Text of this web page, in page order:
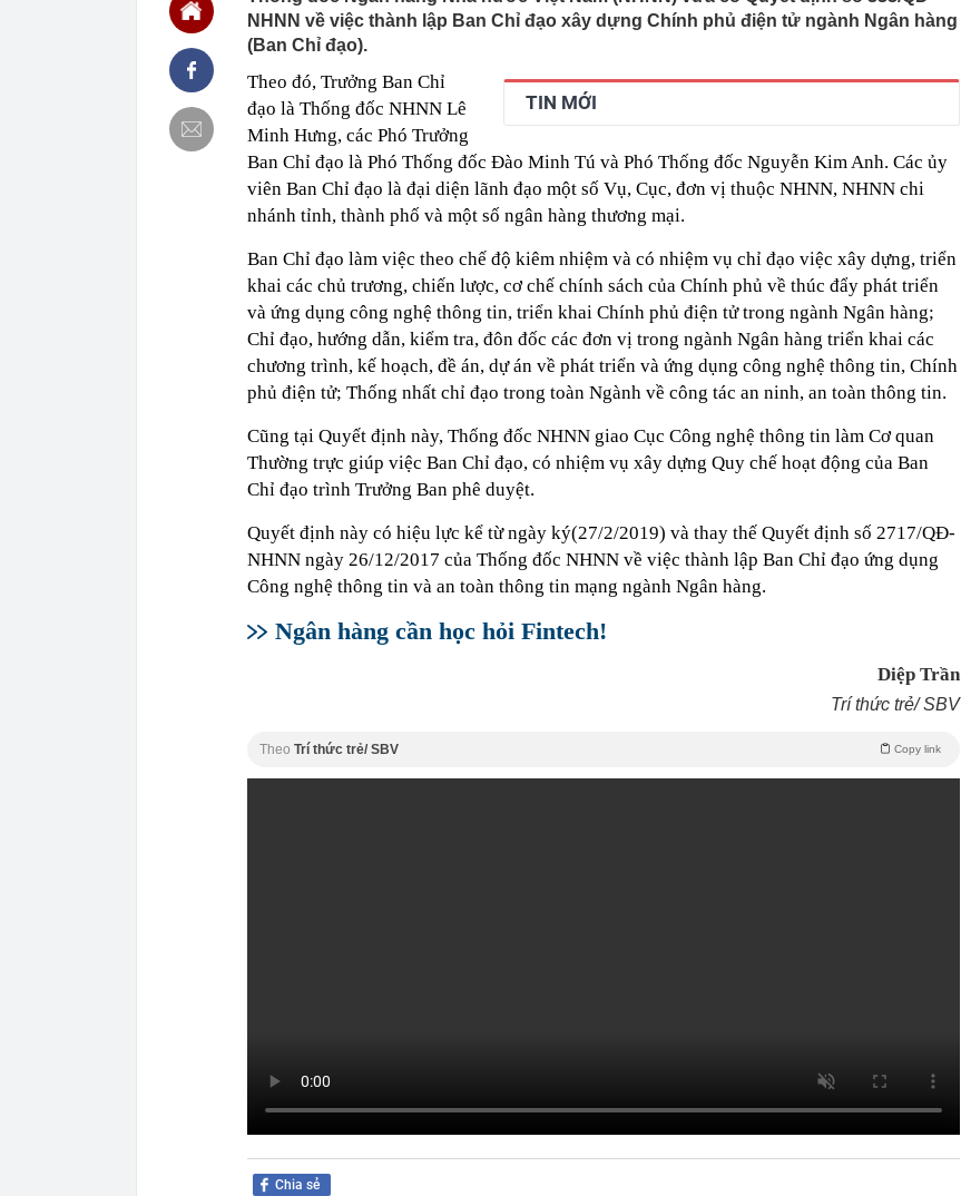
22:56
Vì sao ngày càng nhiều gia đình không còn phơi quần áo ở ban công?
nên cẩn thận nguồn gốc trước khi sử dụng
22:28
CHÍNH THỨC: Lịch đi học trở lại của học sinh 34 tỉnh, thành phố sau kỳ
nghỉ hè
22:25
Vì sao đồ ăn Việt hầu như món nào cũng có hành lá?
22:07
Không cần tặng quà, 5 câu nói này đủ sức khiến mối quan hệ phụ
huynh - giáo viên gắn bó khăng khít, con trẻ được hưởng lợi!
của Nga
22:02
Nam NSND, Giám đốc Nhà hát Chèo Quân đội mua ô tô tặng sinh nhật
vợ thiếu tá kém 12 tuổi
21:51
Một ô tô biển 29A "dính" gần 100 lần phạt nguội do chạy quá tốc độ quy
định: Riêng tháng 7/2026 vi phạm 21 lần
Tổng thống Trump bực bội vì lộ tin về kho đạn dược Mỹ
NHNN về việc thành lập Ban Chỉ đạo xây dựng Chính phủ điện tử ngành Ngân hàng
(Ban Chỉ đạo).
TIN MỚI
Theo đó, Trưởng Ban Chỉ
đạo là Thống đốc NHNN Lê
Minh Hưng, các Phó Trưởng
Ban Chỉ đạo là Phó Thống đốc Đào Minh Tú và Phó Thống đốc Nguyễn Kim Anh. Các ủy
viên Ban Chỉ đạo là đại diện lãnh đạo một số Vụ, Cục, đơn vị thuộc NHNN, NHNN chi
nhánh tỉnh, thành phố và một số ngân hàng thương mại.
Ban Chỉ đạo làm việc theo chế độ kiêm nhiệm và có nhiệm vụ chỉ đạo việc xây dựng, triển
khai các chủ trương, chiến lược, cơ chế chính sách của Chính phủ về thúc đẩy phát triển
và ứng dụng công nghệ thông tin, triển khai Chính phủ điện tử trong ngành Ngân hàng;
Chỉ đạo, hướng dẫn, kiểm tra, đôn đốc các đơn vị trong ngành Ngân hàng triển khai các
chương trình, kế hoạch, đề án, dự án về phát triển và ứng dụng công nghệ thông tin, Chính
phủ điện tử; Thống nhất chỉ đạo trong toàn Ngành về công tác an ninh, an toàn thông tin.
Cũng tại Quyết định này, Thống đốc NHNN giao Cục Công nghệ thông tin làm Cơ quan
Thường trực giúp việc Ban Chỉ đạo, có nhiệm vụ xây dựng Quy chế hoạt động của Ban
Chỉ đạo trình Trưởng Ban phê duyệt.
Quyết định này có hiệu lực kể từ ngày ký(27/2/2019) và thay thế Quyết định số 2717/QĐ-
NHNN ngày 26/12/2017 của Thống đốc NHNN về việc thành lập Ban Chỉ đạo ứng dụng
Công nghệ thông tin và an toàn thông tin mạng ngành Ngân hàng.
Ngân hàng cần học hỏi Fintech!
Diệp Trần
Trí thức trẻ/ SBV
Theo Trí thức trẻ/ SBV Copy link
Chia sẻ